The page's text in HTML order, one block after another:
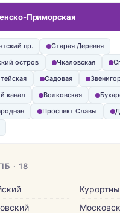
Приморская
пр.
Старая Деревня
остров
Чкаловская
Садовая
канал
Волковская
Проспект Славы
· 18